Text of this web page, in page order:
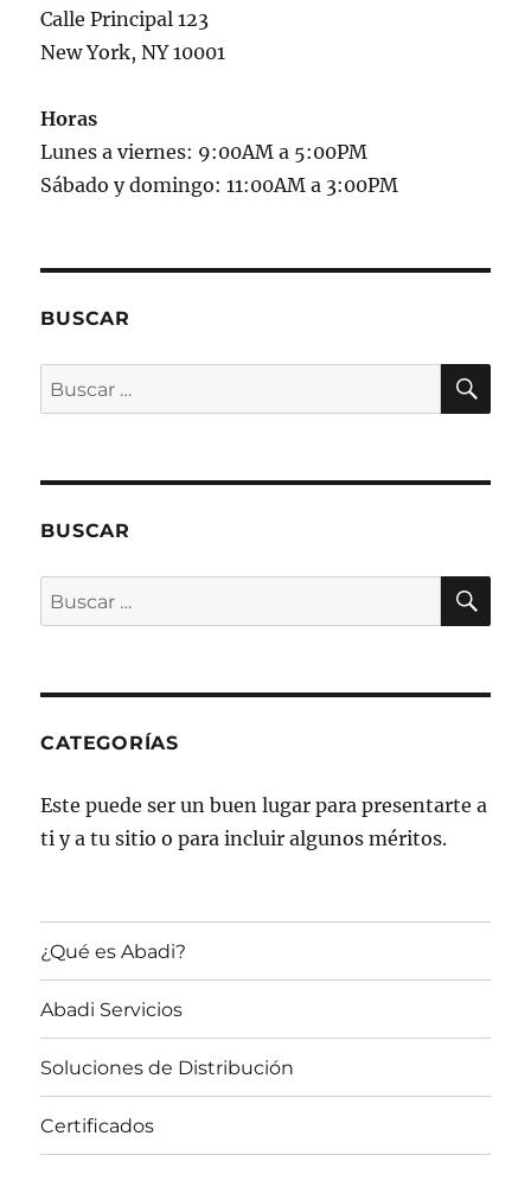
Calle Principal 123
New York, NY 10001
Horas
Lunes a viernes: 9:00AM a 5:00PM
Sábado y domingo: 11:00AM a 3:00PM
BUSCAR
Buscar
por:
BUSCAR
Buscar
por:
CATEGORÍAS
Este puede ser un buen lugar para presentarte a
ti y a tu sitio o para incluir algunos méritos.
¿Qué es Abadi?
Abadi Servicios
Soluciones de Distribución
Certificados